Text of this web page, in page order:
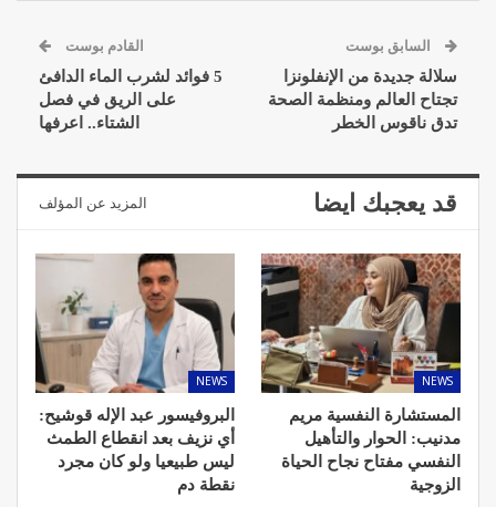
السابق بوست
سلالة جديدة من الإنفلونزا
تجتاح العالم ومنظمة الصحة
تدق ناقوس الخطر
القادم بوست
5 فوائد لشرب الماء الدافئ
على الريق في فصل
الشتاء.. اعرفها
قد يعجبك ايضا المزيد عن المؤلف
NEWS
المستشارة النفسية مريم
مدنيب: الحوار والتأهيل
النفسي مفتاح نجاح الحياة
الزوجية
NEWS
البروفيسور عبد الإله قوشيح:
أي نزيف بعد انقطاع الطمث
ليس طبيعيا ولو كان مجرد
نقطة دم